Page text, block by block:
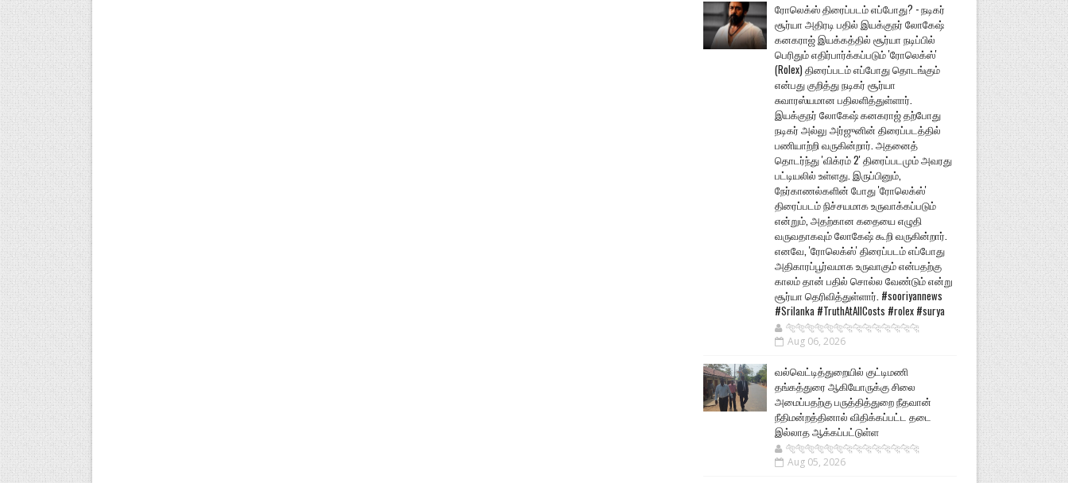
ரோலெக்ஸ் திரைப்படம் எப்போது? - நடிகர்
சூர்யா அதிரடி பதில் இயக்குநர் லோகேஷ்
கனகராஜ் இயக்கத்தில் சூர்யா நடிப்பில்
பெரிதும் எதிர்பார்க்கப்படும் 'ரோலெக்ஸ்'
(Rolex) திரைப்படம் எப்போது தொடங்கும்
என்பது குறித்து நடிகர் சூர்யா
சுவாரஸ்யமான பதிலளித்துள்ளார்.
இயக்குநர் லோகேஷ் கனகராஜ் தற்போது
நடிகர் அல்லு அர்ஜுனின் திரைப்படத்தில்
பணியாற்றி வருகின்றார். அதனைத்
தொடர்ந்து 'விக்ரம் 2' திரைப்படமும் அவரது
பட்டியலில் உள்ளது. இருப்பினும்,
நேர்காணல்களின் போது 'ரோலெக்ஸ்'
திரைப்படம் நிச்சயமாக உருவாக்கப்படும்
என்றும், அதற்கான கதையை எழுதி
வருவதாகவும் லோகேஷ் கூறி வருகின்றார்.
எனவே, 'ரோலெக்ஸ்' திரைப்படம் எப்போது
அதிகாரப்பூர்வமாக உருவாகும் என்பதற்கு
காலம் தான் பதில் சொல்ல வேண்டும் என்று
சூர்யா தெரிவித்துள்ளார். #sooriyannews
#Srilanka #TruthAtAllCosts #rolex #surya
🐅🐅🐅🐅🐅🐅🐆🐆🐆🐆🐆🐆🐆🐆
Aug 06, 2026
வல்வெட்டித்துறையில் குட்டிமணி
தங்கத்துரை ஆகியோருக்கு சிலை
அமைப்பதற்கு பருத்தித்துறை நீதவான்
நீதிமன்றத்தினால் விதிக்கப்பட்ட தடை
இல்லாத ஆக்கப்பட்டுள்ள
🐅🐅🐅🐅🐅🐅🐆🐆🐆🐆🐆🐆🐆🐆
Aug 05, 2026